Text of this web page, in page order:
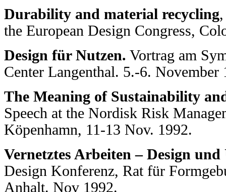
Durability and material recycling
the European Design Congress,
Design für Nutzen. Vortrag am
Center Langenthal. 5.-6. November
The Meaning of Sustainability
Speech at the Nordisk Risk
Köpenhamn, 11-13 Nov. 1992.
Vernetztes Arbeiten – Design
Design Konferenz, Rat für
Anhalt. Nov 1992.